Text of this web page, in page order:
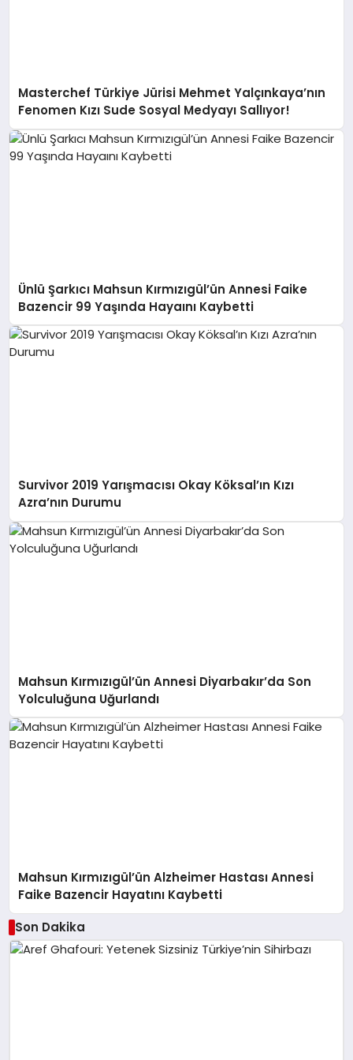
Masterchef Türkiye Jürisi Mehmet Yalçınkaya’nın
Fenomen Kızı Sude Sosyal Medyayı Sallıyor!
Ünlü Şarkıcı Mahsun Kırmızıgül’ün Annesi Faike
Bazencir 99 Yaşında Hayaını Kaybetti
Survivor 2019 Yarışmacısı Okay Köksal’ın Kızı
Azra’nın Durumu
Mahsun Kırmızıgül’ün Annesi Diyarbakır’da Son
Yolculuğuna Uğurlandı
Mahsun Kırmızıgül’ün Alzheimer Hastası Annesi
Faike Bazencir Hayatını Kaybetti
Son Dakika